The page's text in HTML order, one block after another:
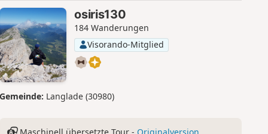
osiris130
184 Wanderungen
Visorando-Mitglied
Gemeinde: Langlade (30980)
Maschinell übersetzte Tour - Originalversion